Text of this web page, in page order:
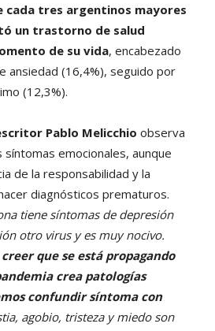
cada tres argentinos mayores
un trastorno de salud
de su vida, encabezado
ansiedad (16,4%), seguido por
(12,3%).
Pablo Melicchio observa
emocionales, aunque
de la responsabilidad y la
diagnósticos prematuros.
tiene síntomas de depresión
otro virus y es muy nocivo.
que se está propagando
crea patologías
confundir síntoma con
agobio, tristeza y miedo son